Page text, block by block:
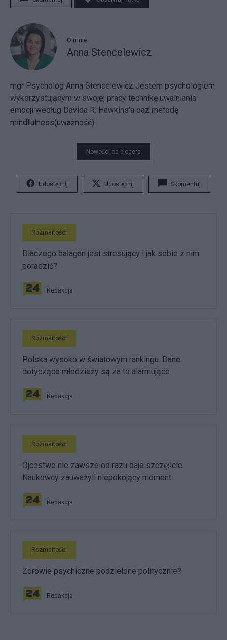
O mnie
Anna Stencelewicz
mgr Psycholog Anna Stencelewicz Jestem psychologiem
wykorzystującym w swojej pracy technikę uwalniania
emocji według Davida R. Hawkins’a oaz metodę
mindfulness(uważność)
Nowości od blogera
Udostępnij Udostępnij Skomentuj
Rozmaitości
Dlaczego bałagan jest stresujący i jak sobie z nim
poradzić?
Redakcja
Rozmaitości
Polska wysoko w światowym rankingu. Dane
dotyczące młodzieży są za to alarmujące
Redakcja
Rozmaitości
Ojcostwo nie zawsze od razu daje szczęście.
Naukowcy zauważyli niepokojący moment
Redakcja
Rozmaitości
Zdrowie psychiczne podzielone politycznie?
Redakcja